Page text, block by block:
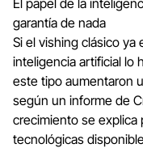
garantía de nada
Si el vishing clásico
inteligencia artificial lo
este tipo aumentaron
según un informe de
crecimiento se explica
tecnológicas